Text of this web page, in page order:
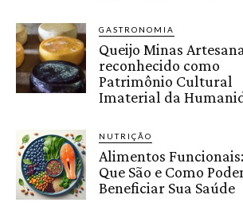
GASTRONOMIA
Queijo Minas
reconhecido como
Patrimônio Cultural
Imaterial da
NUTRIÇÃO
Alimentos
Que São e Como
Beneficiar Sua Saúde